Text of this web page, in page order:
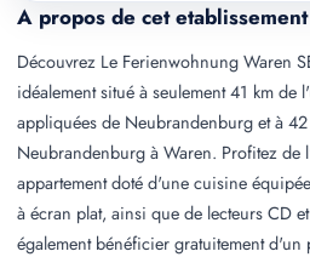
A propos de cet etablissement
Découvrez Le Ferienwohnung Waren
idéalement situé à seulement 41 km de
appliquées de Neubrandenburg et à
Neubrandenburg à Waren. Profitez de
appartement doté d'une cuisine
à écran plat, ainsi que de lecteurs CD
également bénéficier gratuitement